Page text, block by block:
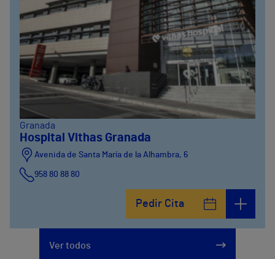
Granada
Hospital Vithas Granada
Avenida de Santa María de la Alhambra, 6
958 80 88 80
Pedir Cita
Ver todos